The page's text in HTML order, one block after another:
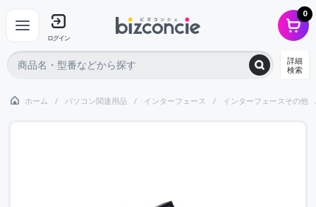
ログイン
0
詳細
検索
ホーム パソコン関連用品 インターフェース インターフェースその他